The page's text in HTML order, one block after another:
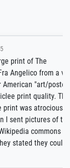
a very
The
They
the